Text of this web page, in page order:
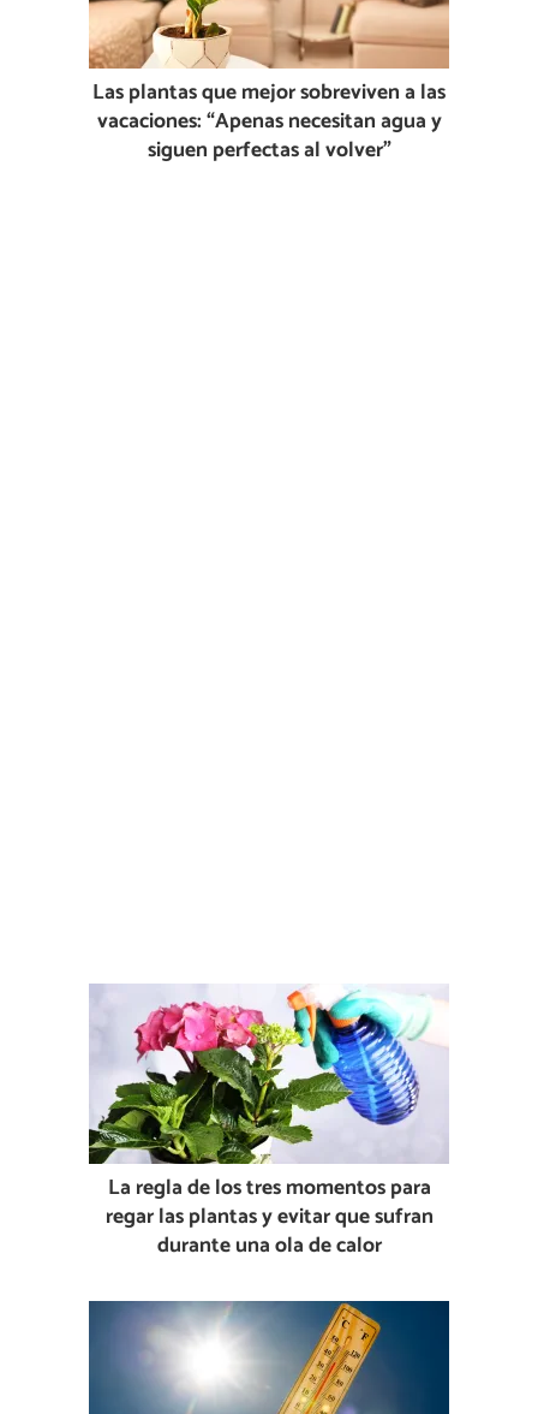
Las plantas que mejor sobreviven a las
vacaciones: “Apenas necesitan agua y
siguen perfectas al volver”
La regla de los tres momentos para
regar las plantas y evitar que sufran
durante una ola de calor